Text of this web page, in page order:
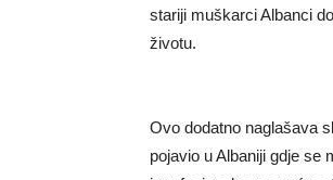
stariji muškarci Albanci
životu.
Ovo dodatno naglašava
pojavio u Albaniji gdje se